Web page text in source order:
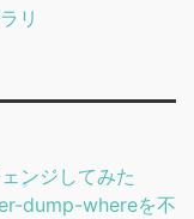
リ
ンジしてみた
dump-whereを不